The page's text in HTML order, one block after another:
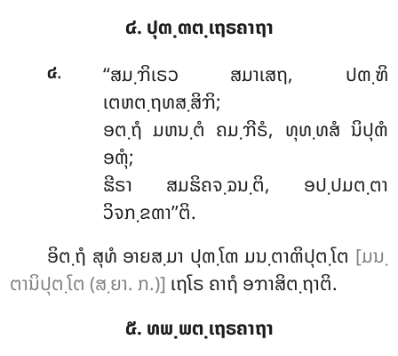
໔. ປຸຓ຺ຓຕ຺ເຖຣຄາຖາ
໔.
‘‘ສມ຺ຠິເຣວ ສມາເສຖ, ປຓ຺ຑິ
ເຕຫຕ຺ຖທສ຺ສິຠິ;
ອຕ຺ຖໍ ມຫນ຺ຕໍ ຄມ຺ຠີຣໍ, ທຸທ຺ທສໍ ນິປຸຓໍ
ອຓຸໍ;
ຘີຣາ ສມຘິຄຈ຺ຉນ຺ຕິ, ອປ຺ປມຕ຺ຕາ
ວິຈກ຺ຂຓາ’’ຕິ.
ອິຕ຺ຖໍ ສຸທໍ ອາຍສ຺ມາ ປຸຓ຺ໂຓ ມນ຺ຕາຓິປຸຕ຺ໂຕ [ມນ຺
ຕານິປຸຕ຺ໂຕ (ສ຺ຍາ. ກ.)] ເຖໂຣ ຄາຖໍ ອຠາສິຕ຺ຖາຕິ.
໕. ທພ຺ພຕ຺ເຖຣຄາຖາ